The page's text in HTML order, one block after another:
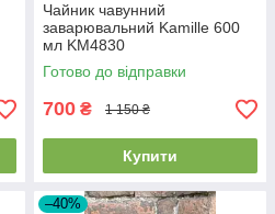
Чайник чавунний
заварювальний Kamille 600
мл KM4830
Готово до відправки
700 ₴ 1 150 ₴
Купити
–40%